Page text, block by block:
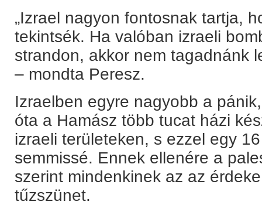
„Izrael nagyon fontosnak tartja,
tekintsék. Ha valóban izraeli
strandon, akkor nem tagadnánk
– mondta Peresz.
Izraelben egyre nagyobb a
óta a Hamász több tucat házi
izraeli területeken, s ezzel egy
semmissé. Ennek ellenére a
szerint mindenkinek az az
tűzszünet.